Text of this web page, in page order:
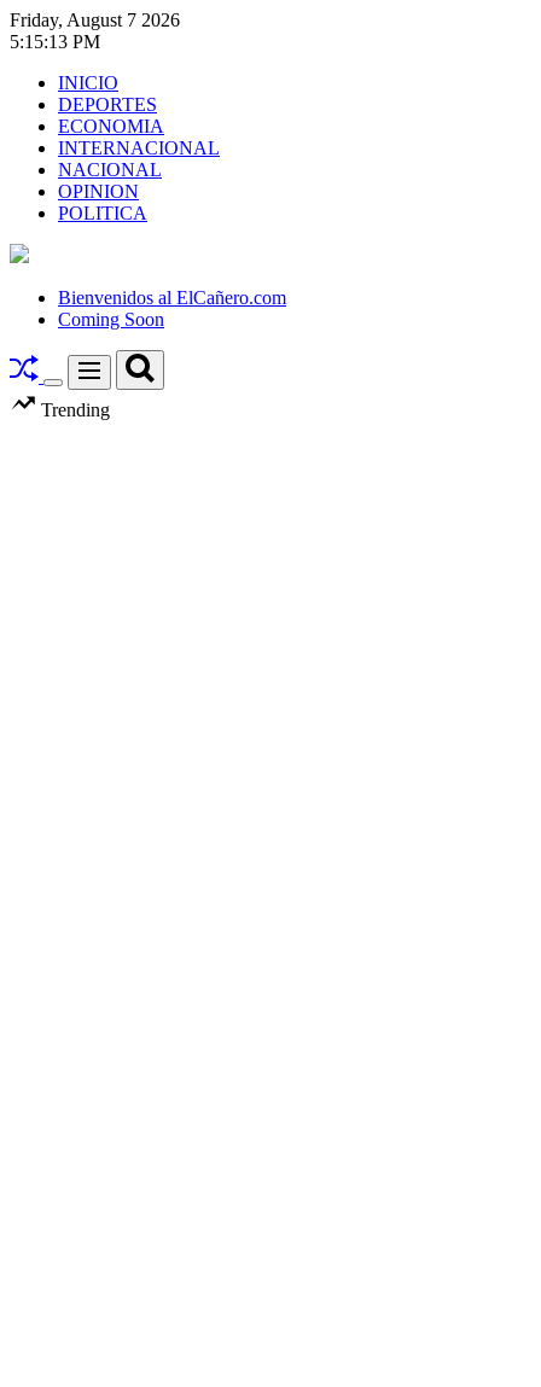
Skip
to
Friday, August 7 2026
5:15:13 PM
INICIO
DEPORTES
ECONOMIA
INTERNACIONAL
NACIONAL
OPINION
POLITICA
El
Bienvenidos al ElCañero.com
Coming Soon
Switch
color
Menu Search
Trending